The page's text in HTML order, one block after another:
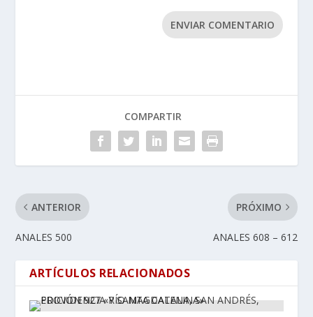
ENVIAR COMENTARIO
COMPARTIR
ANTERIOR
ANALES 500
PRÓXIMO
ANALES 608 – 612
ARTÍCULOS RELACIONADOS